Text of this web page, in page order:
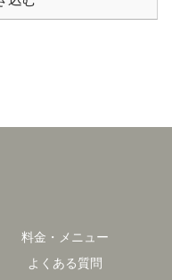
料金・メニュー
よくある質問